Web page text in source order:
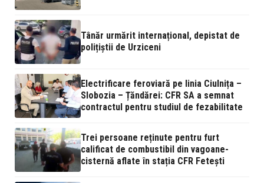
Tânăr urmărit internațional, depistat de
polițiștii de Urziceni
Electrificare feroviară pe linia Ciulnița –
Slobozia – Țăndărei: CFR SA a semnat
contractul pentru studiul de fezabilitate
Trei persoane reținute pentru furt
calificat de combustibil din vagoane-
cisternă aflate în stația CFR Fetești